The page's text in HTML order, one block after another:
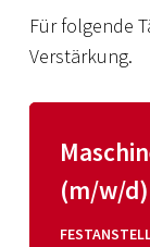
Für folgende
Verstärkung.
(m/w/